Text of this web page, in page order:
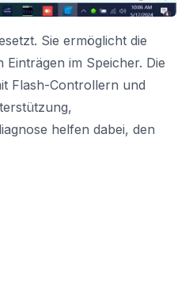
Sie ermöglicht die
im Speicher. Die
Flash-Controllern und
helfen dabei, den